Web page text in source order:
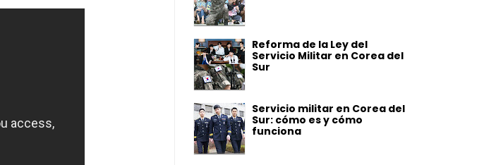
Reforma de la Ley del
Servicio Militar en Corea del
Sur
Servicio militar en Corea del
Sur: cómo es y cómo
funciona